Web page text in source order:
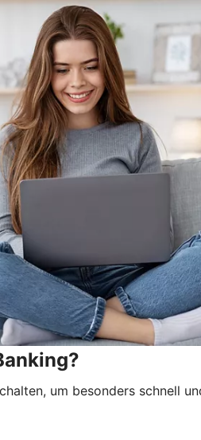
um besonders schnell